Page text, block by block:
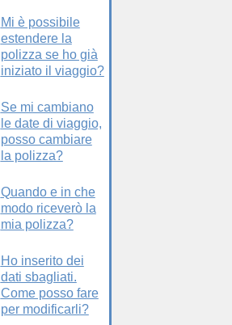
Mi è possibile
estendere la
polizza se ho già
iniziato il viaggio?
Se mi cambiano
le date di viaggio,
posso cambiare
la polizza?
Quando e in che
modo riceverò la
mia polizza?
Ho inserito dei
dati sbagliati.
Come posso fare
per modificarli?